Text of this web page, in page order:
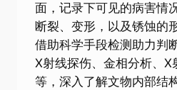
面，记录下可见的病害情
断裂、变形，以及锈蚀的
借助科学手段检测助力判
X射线探伤、金相分析、X
等，深入了解文物内部结